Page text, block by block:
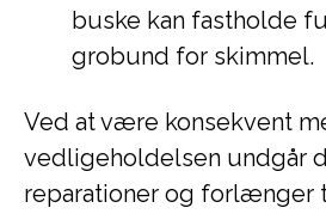
buske kan fastholde
grobund for skimmel.
Ved at være konsekvent
vedligeholdelsen undgår
reparationer og